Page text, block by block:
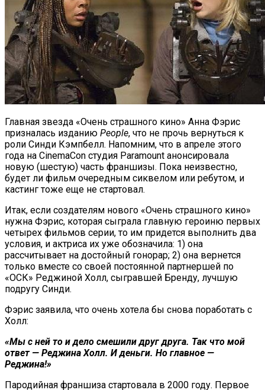
Главная звезда «Очень страшного кино» Анна Фэрис
призналась изданию People, что не прочь вернуться к
роли Синди Кэмпбелл. Напомним, что в апреле этого
года на CinemaCon студия Paramount анонсировала
новую (шестую) часть франшизы. Пока неизвестно,
будет ли фильм очередным сиквелом или ребутом, и
кастинг тоже еще не стартовал.
Итак, если создателям нового «Очень страшного кино»
нужна Фэрис, которая сыграла главную героиню первых
четырех фильмов серии, то им придется выполнить два
условия, и актриса их уже обозначила: 1) она
рассчитывает на достойный гонорар; 2) она вернется
только вместе со своей постоянной партнершей по
«ОСК» Реджиной Холл, сыгравшей Бренду, лучшую
подругу Синди.
Фэрис заявила, что очень хотела бы снова поработать с
Холл:
«Мы с ней то и дело смешили друг друга. Так что мой
ответ — Реджина Холл. И деньги. Но главное —
Реджина!»
Пародийная франшиза стартовала в 2000 году. Первое